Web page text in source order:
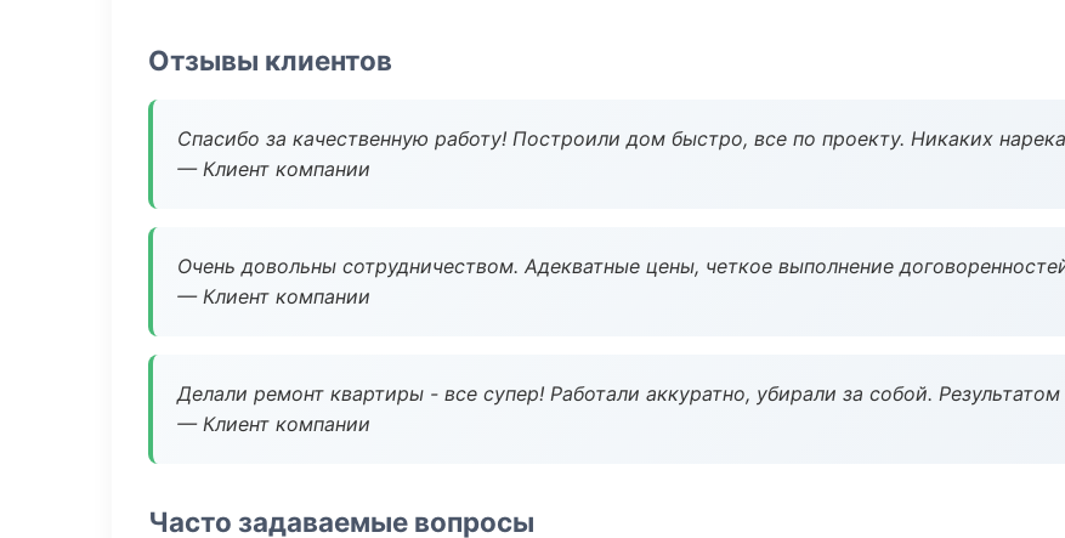
Отзывы клиентов
Спасибо за качественную работу! Построили дом быстро, все по проекту. Никаких
— Клиент компании
Очень довольны сотрудничеством. Адекватные цены, четкое выполнение
— Клиент компании
Делали ремонт квартиры - все супер! Работали аккуратно, убирали за собой.
— Клиент компании
Часто задаваемые вопросы